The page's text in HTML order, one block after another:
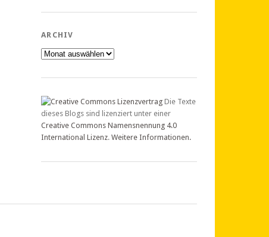
ARCHIV
Archiv
Die Texte
dieses Blogs sind lizenziert unter einer
Creative Commons Namensnennung 4.0
International Lizenz. Weitere Informationen.